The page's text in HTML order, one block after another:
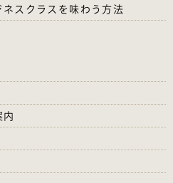
スクラスを味わう方法